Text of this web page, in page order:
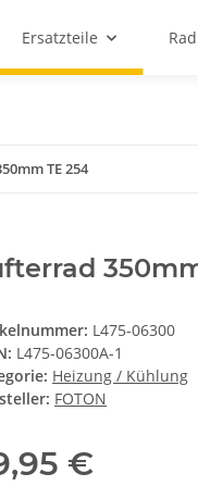
Ersatzteile
TE 254
L475-06300
L475-06300A-1
Heizung / Kühlung
FOTON
€